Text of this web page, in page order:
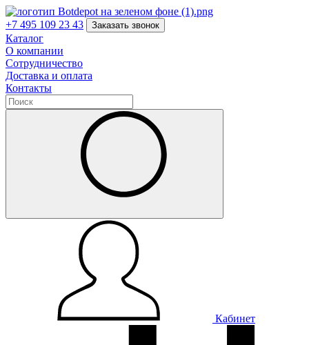
+7 495 109 23 43 Заказать звонок
Каталог
О компании
Сотрудничество
Доставка и оплата
Контакты
Кабинет